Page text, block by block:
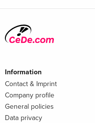
Information
Contact & Imprint
Company profile
General policies
Data privacy